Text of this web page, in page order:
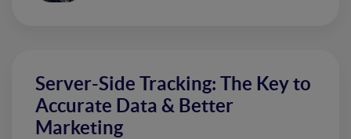
Server-Side Tracking: The Key to
Accurate Data & Better
Marketing